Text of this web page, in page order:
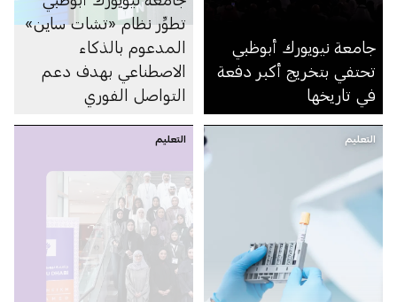
جامعة نيويورك أبوظبي
تحتفي بتخريج أكبر دفعة
في تاريخها
تطوِّر نظام «تشات ساين»
المدعوم بالذكاء
الاصطناعي بهدف دعم
التواصل الفوري
التعليم التعليم